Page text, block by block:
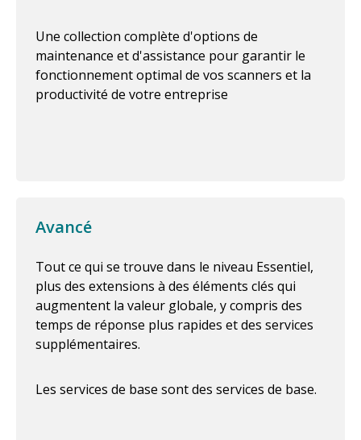
Une collection complète d'options de
maintenance et d'assistance pour garantir le
fonctionnement optimal de vos scanners et la
productivité de votre entreprise
Avancé
Tout ce qui se trouve dans le niveau Essentiel,
plus des extensions à des éléments clés qui
augmentent la valeur globale, y compris des
temps de réponse plus rapides et des services
supplémentaires.
Les services de base sont des services de base.